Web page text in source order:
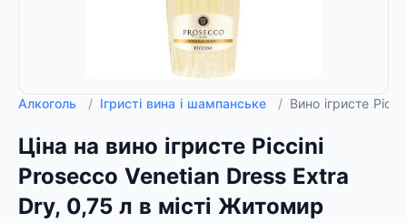
Алкоголь / Ігристі вина і шампанське / Вино ігристе
Ціна на вино ігристе Piccini
Prosecco Venetian Dress Extra
Dry, 0,75 л в місті Житомир